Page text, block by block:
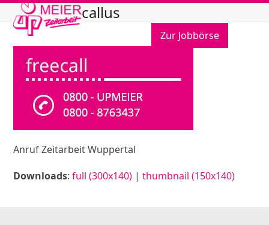
Skip
content
Zur Jobbörse
Open
mobile
menu
Close
mobile
menu
callus
Anruf Zeitarbeit Wuppertal
Downloads:full (300x140) |thumbnail (150x140)